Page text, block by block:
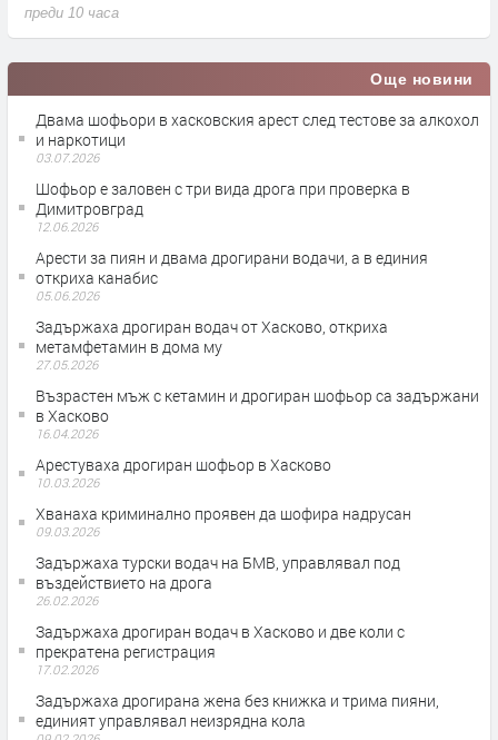
преди 10 часа
Още новини
Двама шофьори в хасковския арест след тестове за алкохол
и наркотици
03.07.2026
Шофьор е заловен с три вида дрога при проверка в
Димитровград
12.06.2026
Арести за пиян и двама дрогирани водачи, а в единия
откриха канабис
05.06.2026
Задържаха дрогиран водач от Хасково, откриха
метамфетамин в дома му
27.05.2026
Възрастен мъж с кетамин и дрогиран шофьор са задържани
в Хасково
16.04.2026
Арестуваха дрогиран шофьор в Хасково
10.03.2026
Хванаха криминално проявен да шофира надрусан
09.03.2026
Задържаха турски водач на БМВ, управлявал под
въздействието на дрога
26.02.2026
Задържаха дрогиран водач в Хасково и две коли с
прекратена регистрация
17.02.2026
Задържаха дрогирана жена без книжка и трима пияни,
единият управлявал неизрядна кола